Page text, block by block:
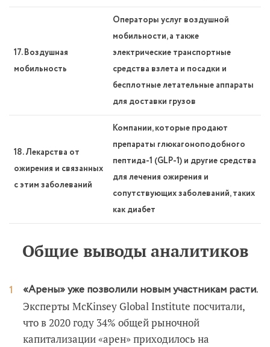
17. Воздушная
мобильность
Операторы услуг воздушной
мобильности, а также
электрические транспортные
средства взлета и посадки и
бесплотные летательные аппараты
для доставки грузов
18. Лекарства от
ожирения и связанных
с этим заболеваний
Компании, которые продают
препараты глюкагоноподобного
пептида-1 (GLP-1) и другие средства
для лечения ожирения и
сопутствующих заболеваний, таких
как диабет
Общие выводы аналитиков
«Арены» уже позволили новым участникам расти.
Эксперты McKinsey Global Institute посчитали,
что в 2020 году 34% общей рыночной
капитализации «арен» приходилось на